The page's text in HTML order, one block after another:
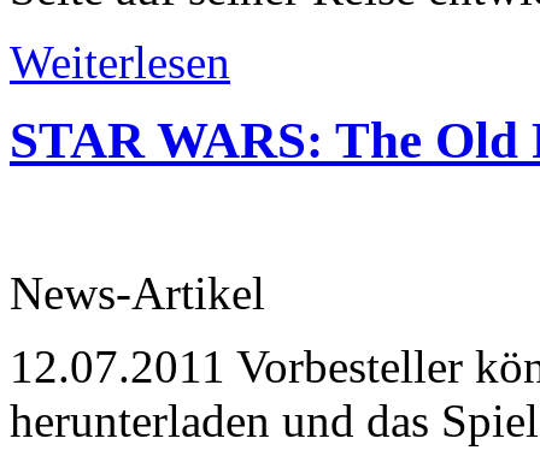
Weiterlesen
STAR WARS: The
News-Artikel
12.07.2011 Vorbesteller
herunterladen und das